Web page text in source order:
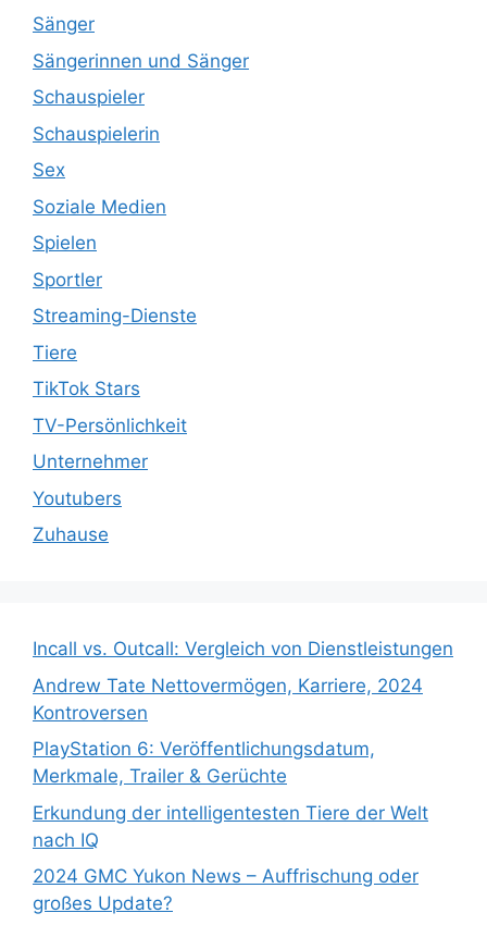
Sänger
Sängerinnen und Sänger
Schauspieler
Schauspielerin
Sex
Soziale Medien
Spielen
Sportler
Streaming-Dienste
Tiere
TikTok Stars
TV-Persönlichkeit
Unternehmer
Youtubers
Zuhause
Incall vs. Outcall: Vergleich von Dienstleistungen
Andrew Tate Nettovermögen, Karriere, 2024
Kontroversen
PlayStation 6: Veröffentlichungsdatum,
Merkmale, Trailer & Gerüchte
Erkundung der intelligentesten Tiere der Welt
nach IQ
2024 GMC Yukon News – Auffrischung oder
großes Update?